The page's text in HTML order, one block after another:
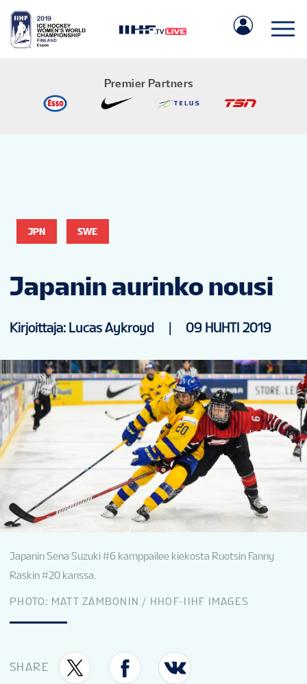
Premier Partners
TILASTOT
GALLERIAT
SIJOITUKSET
FI
JPN SWE
Japanin aurinko nousi
Kirjoittaja: Lucas Aykroyd 09 HUHTI 2019
Japanin Sena Suzuki #6 kamppailee kiekosta Ruotsin Fanny
Raskin #20 kanssa.
PHOTO: MATT ZAMBONIN / HHOF-IIHF IMAGES
SHARE